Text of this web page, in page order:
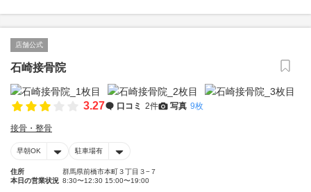
店舗公式
石崎接骨院
3.27 口コミ 2件 写真 9枚
接骨・整骨
早朝OK 駐車場有
住所
群馬県前橋市本町３丁目３−７
本日の営業状況 8:30〜12:30 15:00〜19:00